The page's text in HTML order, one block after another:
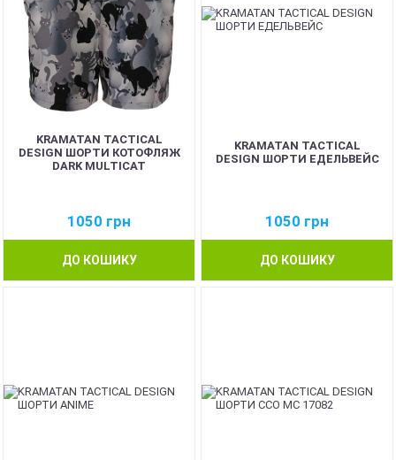
KRAMATAN TACTICAL
DESIGN ШОРТИ КОТОФЛЯЖ
DARK MULTICAT
1050 грн
ДО КОШИКУ
KRAMATAN TACTICAL
DESIGN ШОРТИ ЕДЕЛЬВЕЙС
1050 грн
ДО КОШИКУ